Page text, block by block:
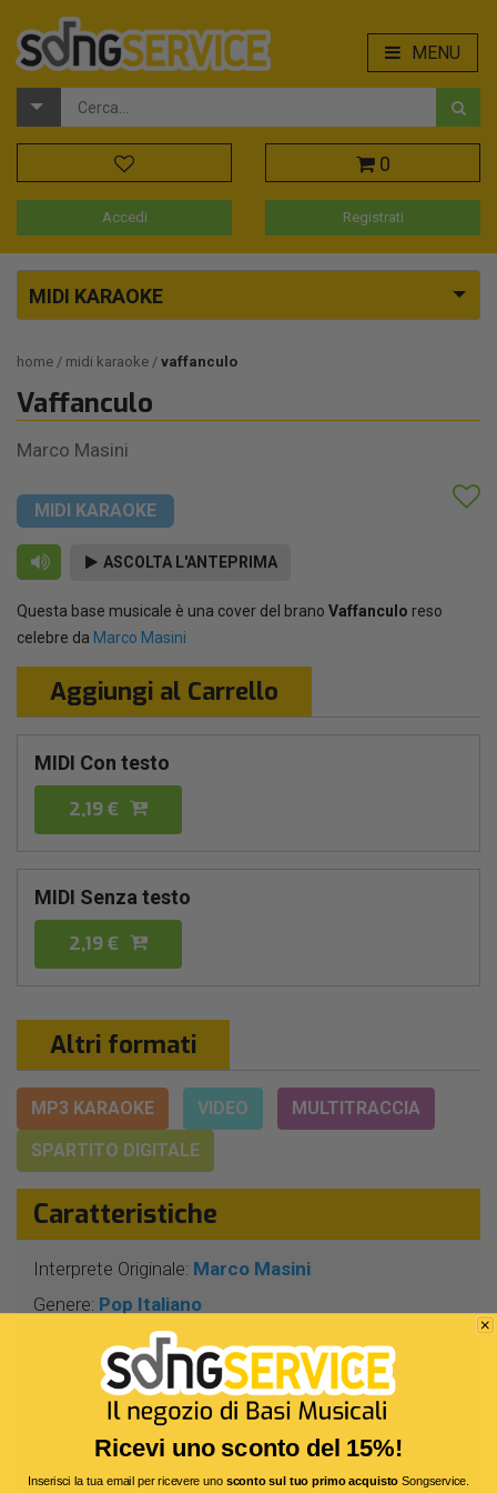
MENU
0
Accedi Registrati
MIDI KARAOKE
home midi karaoke vaffanculo
Vaffanculo
Marco Masini
MIDI KARAOKE
ASCOLTA L'ANTEPRIMA
Questa base musicale è una cover del brano Vaffanculo reso
celebre da Marco Masini
Aggiungi al Carrello
MIDI Con testo
2,19 €
MIDI Senza testo
2,19 €
Altri formati
MP3 KARAOKE VIDEO
MULTITRACCIA
SPARTITO DIGITALE
Caratteristiche
Interprete Originale: Marco Masini
Genere: Pop Italiano
Bigazzi - Dati
6 Min 28 Sec
Segnatura: 4/4
108
Tonalità:SOL
Ricevi uno sconto del 15%!
Inserisci la tua email per ricevere uno sconto sul tuo primo acquistoSongservice.